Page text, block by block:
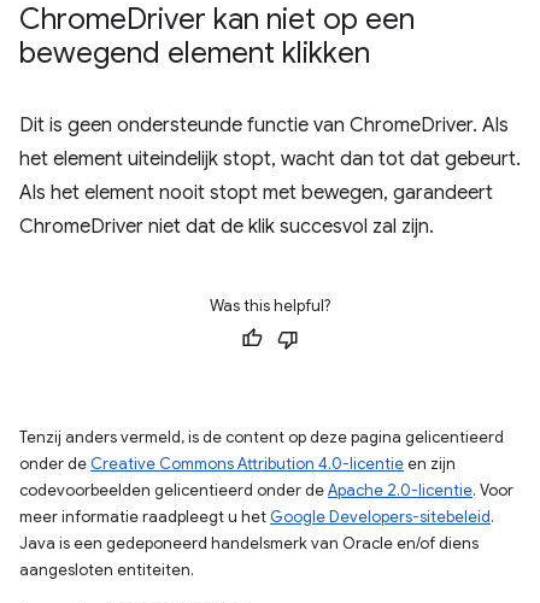
ChromeDriver kan niet op een
bewegend element klikken
Dit is geen ondersteunde functie van ChromeDriver. Als
het element uiteindelijk stopt, wacht dan tot dat gebeurt.
Als het element nooit stopt met bewegen, garandeert
ChromeDriver niet dat de klik succesvol zal zijn.
Was this helpful?
Tenzij anders vermeld, is de content op deze pagina gelicentieerd
onder de Creative Commons Attribution 4.0-licentieen zijn
codevoorbeelden gelicentieerd onder deApache 2.0-licentie. Voor
meer informatie raadpleegt u het Google Developers-sitebeleid.
Java is een gedeponeerd handelsmerk van Oracle en/of diens
aangesloten entiteiten.